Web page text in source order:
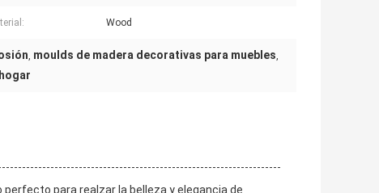
Wood
moulds de madera decorativas para muebles
para realzar la belleza y elegancia de